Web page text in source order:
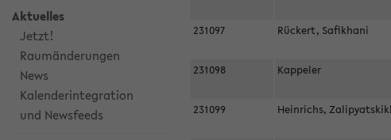
Aktuelles
Jetzt!
Raumänderungen
News
Kalenderintegration
und Newsfeeds
231097 Rückert, Safikhani
231098 Kappeler
231099 Heinrichs,